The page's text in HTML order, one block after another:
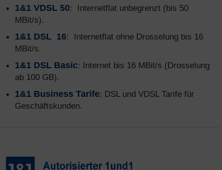
1&1 VDSL 50: Internetflat unbegrenzt (bis 50
MBit/s).
1&1 DSL 16: Internetflat ohne Drosselung bis 16
MBit/s.
1&1 DSL Basic: Internet bis 16 MBit/s (Drosselung
ab 100 GB).
1&1 Business Tarife: DSL und VDSL Tarife für
Geschäftskunden.